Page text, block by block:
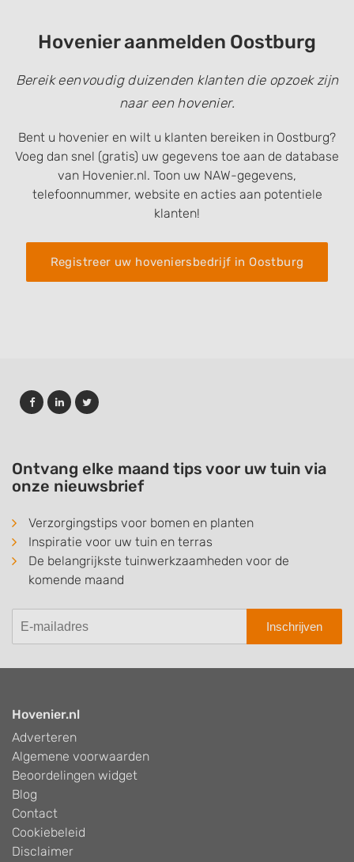
Hovenier aanmelden Oostburg
Bereik eenvoudig duizenden klanten die opzoek zijn
naar een hovenier.
Bent u hovenier en wilt u klanten bereiken in Oostburg?
Voeg dan snel (gratis) uw gegevens toe aan de database
van Hovenier.nl. Toon uw NAW-gegevens,
telefoonnummer, website en acties aan potentiele
klanten!
Registreer uw hoveniersbedrijf in Oostburg
Ontvang elke maand tips voor uw tuin via
onze nieuwsbrief
Verzorgingstips voor bomen en planten
Inspiratie voor uw tuin en terras
De belangrijkste tuinwerkzaamheden voor de
komende maand
Inschrijven
Hovenier.nl
Adverteren
Algemene voorwaarden
Beoordelingen widget
Blog
Contact
Cookiebeleid
Disclaimer